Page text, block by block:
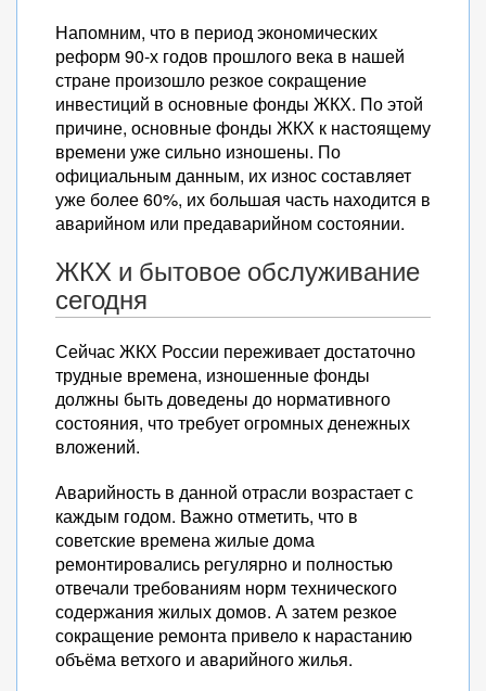
Напомним, что в период экономических
реформ 90-х годов прошлого века в нашей
стране произошло резкое сокращение
инвестиций в основные фонды ЖКХ. По этой
причине, основные фонды ЖКХ к настоящему
времени уже сильно изношены. По
официальным данным, их износ составляет
уже более 60%, их большая часть находится в
аварийном или предаварийном состоянии.
ЖКХ и бытовое обслуживание
сегодня
Сейчас ЖКХ России переживает достаточно
трудные времена, изношенные фонды
должны быть доведены до нормативного
состояния, что требует огромных денежных
вложений.
Аварийность в данной отрасли возрастает с
каждым годом. Важно отметить, что в
советские времена жилые дома
ремонтировались регулярно и полностью
отвечали требованиям норм технического
содержания жилых домов. А затем резкое
сокращение ремонта привело к нарастанию
объёма ветхого и аварийного жилья.